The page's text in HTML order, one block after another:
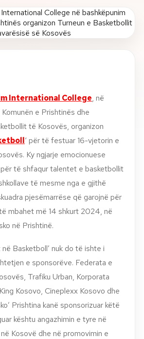
International College, në
e Prishtinës dhe
të Kosovës, organizon
‘ për të festuar 16-vjetorin e
Ky ngjarje emocionuese
të shfaqur talentet e basketbollit
të mesme nga e gjithë
pjesëmarrëse që garojnë për
mbahet më 14 shkurt 2024, në
në Prishtinë.
në Basketboll’ nuk do të ishte i
e sponsorëve. Federata e
Trafiku Urban, Korporata
Kosovo, Cineplexx Kosovo dhe
Prishtina kanë sponsorizuar këtë
kështu angazhimin e tyre në
Kosovë dhe në promovimin e